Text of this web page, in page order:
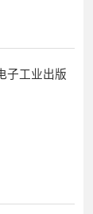
子工业出版